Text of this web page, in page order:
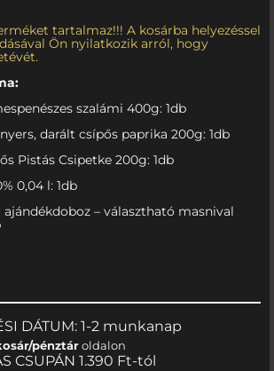
tartalmaz!!! A kosárba helyezéssel
Ön nyilatkozik arról, hogy
szalámi 400g: 1db
darált csípős paprika 200g: 1db
Pistás Csipetke 200g: 1db
0,04 l: 1db
– választható masnival
DÁTUM: 1-2 munkanap
pénztároldalon
CSUPÁN 1.390 Ft-tól